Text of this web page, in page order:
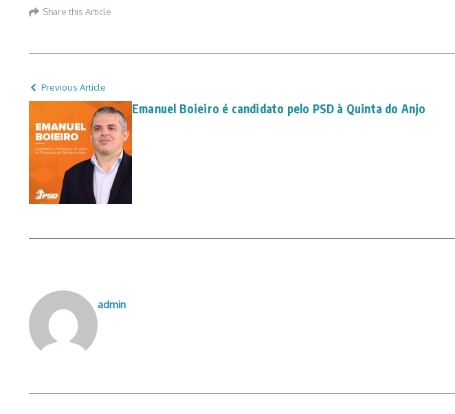
Share this Article
Previous Article
Emanuel Boieiro é candidato pelo PSD à Quinta do Anjo
admin